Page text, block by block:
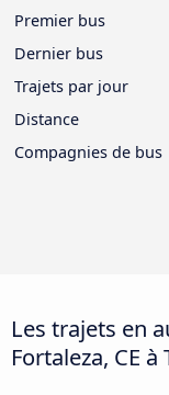
Premier bus
Dernier bus
Trajets par jour
Distance
Compagnies de bus
Les trajets en
Fortaleza, CE